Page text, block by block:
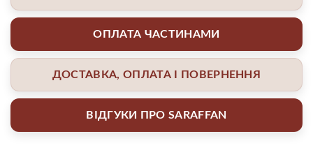
ОПЛАТА ЧАСТИНАМИ
ДОСТАВКА, ОПЛАТА І ПОВЕРНЕННЯ
ВІДГУКИ ПРО SARAFFAN